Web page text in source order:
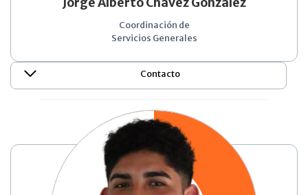
Coordinación de
Servicios Generales
Contacto